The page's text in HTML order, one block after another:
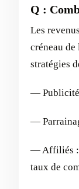
Q :
Les
créneau
stratégies
—
—
— Affiliés :
taux de